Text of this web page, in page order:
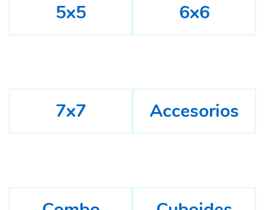
5x5 6x6
7x7 Accesorios